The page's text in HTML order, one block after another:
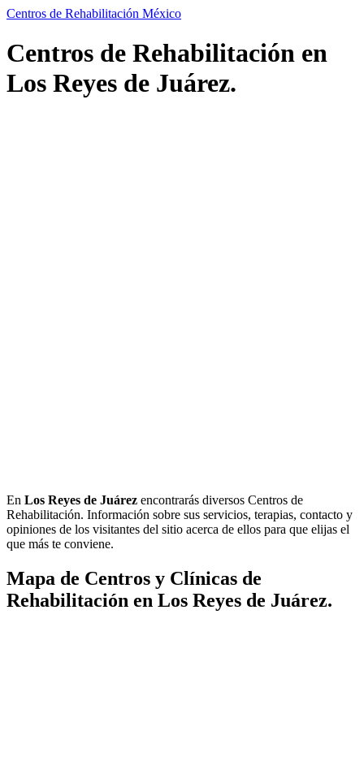
Centros de Rehabilitación México
Centros de Rehabilitación en
Los Reyes de Juárez.
En Los Reyes de Juárez encontrarás diversos Centros de
Rehabilitación. Información sobre sus servicios, terapias, contacto y
opiniones de los visitantes del sitio acerca de ellos para que elijas el
que más te conviene.
Mapa de Centros y Clínicas de
Rehabilitación en Los Reyes de Juárez.